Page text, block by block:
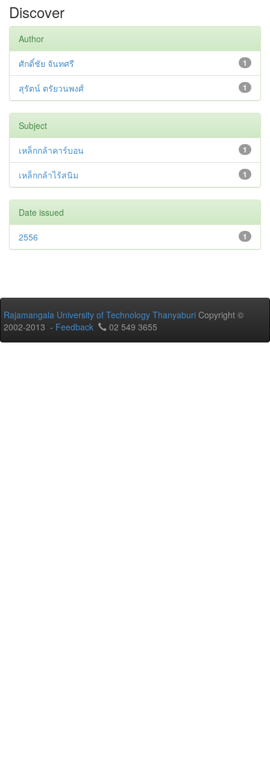
Discover
Author
1
ศักดิ์ชัย จันทศรี
1
สุรัตน์ ตรัยวนพงศ์
Subject
1
เหล็กกล้าคาร์บอน
1
เหล็กกล้าไร้สนิม
Date issued
1
2556
Rajamangala University of Technology Thanyaburi Copyright ©
2002-2013 - Feedback 02 549 3655